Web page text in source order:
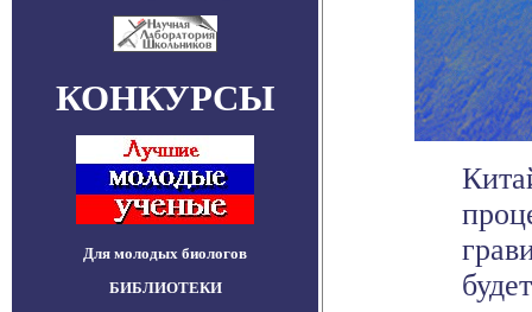
КОНКУРСЫ
Для молодых биологов
БИБЛИОТЕКИ